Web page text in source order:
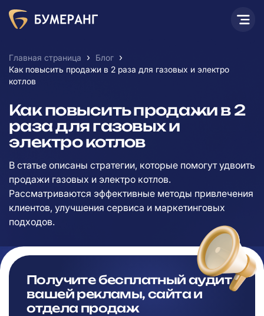
Главная страница › Блог ›
Как повысить продажи в 2 раза для газовых и электро
котлов
Как повысить продажи в 2
раза для газовых и
электро котлов
В статье описаны стратегии, которые помогут удвоить
продажи газовых и электро котлов.
Рассматриваются эффективные методы привлечения
клиентов, улучшения сервиса и маркетинговых
подходов.
Получите бесплатный аудит
вашей рекламы, сайта и
отдела продаж